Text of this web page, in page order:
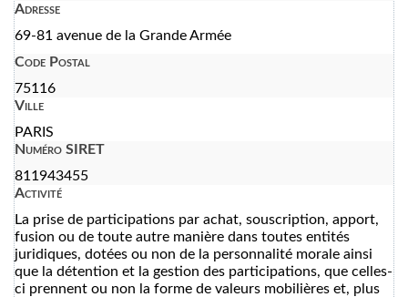
Adresse
69-81 avenue de la Grande Armée
Code Postal
75116
Ville
PARIS
Numéro SIRET
811943455
Activité
La prise de participations par achat, souscription, apport,
fusion ou de toute autre manière dans toutes entités
juridiques, dotées ou non de la personnalité morale ainsi
que la détention et la gestion des participations, que celles-
ci prennent ou non la forme de valeurs mobilières et, plus